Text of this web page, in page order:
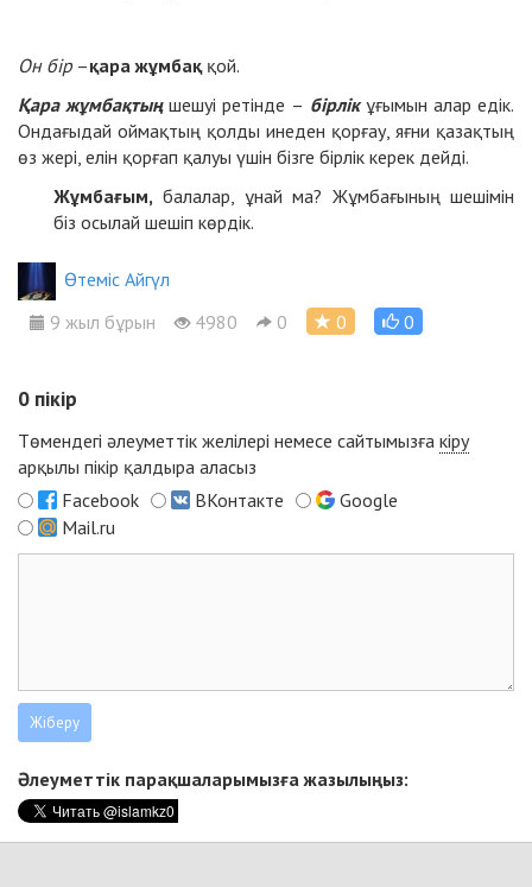
Он бір–қара жұмбаққой.
Қара жұмбақтыңшешуі ретінде – бірлікұғымын алар едік.
Ондағыдай оймақтың қолды инеден қорғау, яғни қазақтың
өз жері, елін қорғап қалуы үшін бізге бірлік керек дейді.
Жұмбағым, балалар, ұнай ма? Жұмбағының шешімін
біз осылай шешіп көрдік.
Өтеміс Айгүл
9 жыл бұрын
4980 0 0 0
0 пікір
Төмендегі әлеуметтік желілері немесе сайтымызға кіру
арқылы пікір қалдыра аласыз
Facebook
ВКонтакте
Google
Mail.ru
Әлеуметтік парақшаларымызға жазылыңыз: